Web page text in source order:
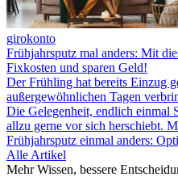
girokonto
Frühjahrsputz mal anders: Mit
Fixkosten und sparen Geld!
Der Frühling hat bereits Einzug
außergewöhnlichen Tagen
Die Gelegenheit, endlich einmal
allzu gerne vor sich herschiebt.
Frühjahrsputz einmal anders:
Alle Artikel
Mehr Wissen, bessere